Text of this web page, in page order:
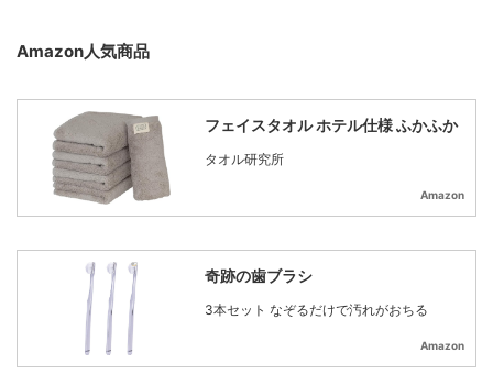
Amazon人気商品
フェイスタオル ホテル仕様 ふかふか
タオル研究所
Amazon
奇跡の歯ブラシ
3本セット なぞるだけで汚れがおちる
Amazon